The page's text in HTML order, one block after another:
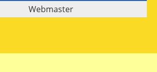
Webmaster